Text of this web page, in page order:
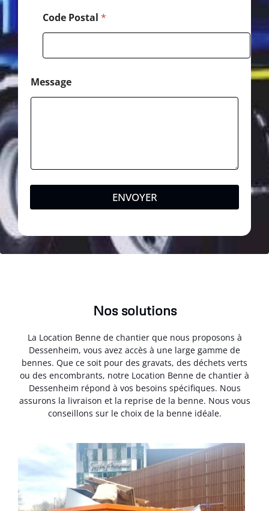
Code Postal *
Message
ENVOYER
Nos solutions
La Location Benne de chantier que nous proposons à
Dessenheim, vous avez accès à une large gamme de
bennes. Que ce soit pour des gravats, des déchets verts
ou des encombrants, notre Location Benne de chantier à
Dessenheim répond à vos besoins spécifiques. Nous
assurons la livraison et la reprise de la benne. Nous vous
conseillons sur le choix de la benne idéale.